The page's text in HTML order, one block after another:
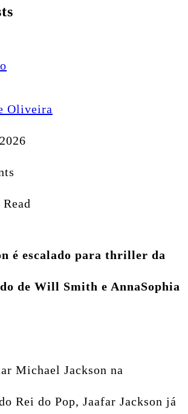
Oliveira
é escalado para thriller da
de Will Smith e AnnaSophia
Michael Jackson na
Rei do Pop, Jaafar Jackson já